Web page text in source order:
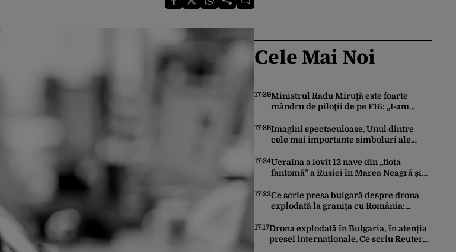
Cele Mai Noi
17:39Ministrul Radu Miruţă este foarte
mândru de piloţii de pe F16: „I-am
17:36Imagini spectaculoase. Unul dintre
cele mai importante simboluri ale
clădirea Palatului Universității
17:24Ucraina a lovit 12 nave din „flota
fantomă” a Rusiei în Marea Neagră și
august. Bilanțul a ajuns la 218
17:22Ce scrie presa bulgară despre drona
explodată la granița cu România:
17:17Drona explodată în Bulgaria, în atenția
presei internaționale. Ce scriu Reuters,